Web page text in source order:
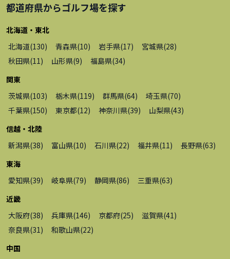
都道府県からゴルフ場を探す
北海道・東北
北海道(130) 青森県(10) 岩手県(17) 宮城県(28)
秋田県(11) 山形県(9) 福島県(34)
関東
茨城県(103) 栃木県(119) 群馬県(64) 埼玉県(70)
千葉県(150) 東京都(12) 神奈川県(39) 山梨県(43)
信越・北陸
新潟県(38) 富山県(10) 石川県(22) 福井県(11) 長野県(63)
東海
愛知県(39) 岐阜県(79) 静岡県(86) 三重県(63)
近畿
大阪府(38) 兵庫県(146) 京都府(25) 滋賀県(41)
奈良県(31) 和歌山県(22)
中国